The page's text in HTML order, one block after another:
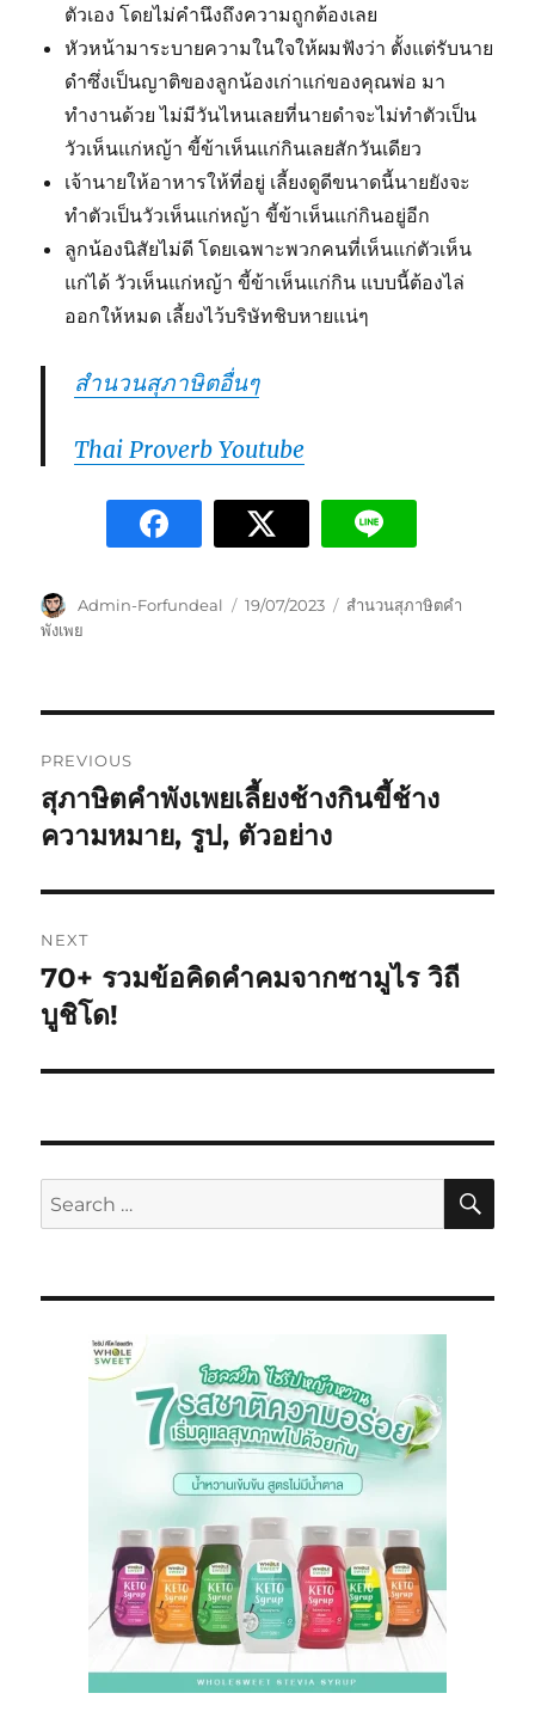
ตัวเอง โดยไม่คำนึงถึงความถูกต้องเลย
หัวหน้ามาระบายความในใจให้ผมฟังว่า ตั้งแต่รับนาย
ดำซึ่งเป็นญาติของลูกน้องเก่าแก่ของคุณพ่อ มา
ทำงานด้วย ไม่มีวันไหนเลยที่นายดำจะไม่ทำตัวเป็น
วัวเห็นแก่หญ้า ขี้ข้าเห็นแก่กินเลยสักวันเดียว
เจ้านายให้อาหารให้ที่อยู่ เลี้ยงดูดีขนาดนี้นายยังจะ
ทำตัวเป็นวัวเห็นแก่หญ้า ขี้ข้าเห็นแก่กินอยู่อีก
ลูกน้องนิสัยไม่ดี โดยเฉพาะพวกคนที่เห็นแก่ตัวเห็น
แก่ได้ วัวเห็นแก่หญ้า ขี้ข้าเห็นแก่กิน แบบนี้ต้องไล่
ออกให้หมด เลี้ยงไว้บริษัทชิบหายแน่ๆ
สำนวนสุภาษิตอื่นๆ
Thai Proverb Youtube
Admin-Forfundeal 19/07/2023
สำนวนสุภาษิตคำ
พังเพย
PREVIOUS
สุภาษิตคำพังเพยเลี้ยงช้างกินขี้ช้าง
ความหมาย, รูป, ตัวอย่าง
NEXT
70+ รวมข้อคิดคำคมจากซามูไร วิถี
บูชิโด!